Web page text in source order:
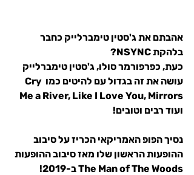
אהבתם את ג'סטין טימברלייק כחבר
בלהקת NSYNC?
כעת, כפרפורמר סולו, ג'סטין טימברלייק
עושה את זה בגדול עם להיטים כמו Cry
ועוד רבים וטובים!
נסיך הפופ האמריקאי הכריז על סיבוב
ההופעות הראשון שלו מאז סיבוב ההופעות
The Man of The Woods ב-2019!